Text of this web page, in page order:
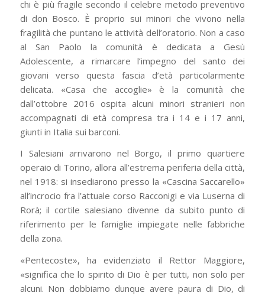
chi è più fragile secondo il celebre metodo preventivo
di don Bosco. È proprio sui minori che vivono nella
fragilità che puntano le attività dell’oratorio. Non a caso
al San Paolo la comunità è dedicata a Gesù
Adolescente, a rimarcare l’impegno del santo dei
giovani verso questa fascia d’età particolarmente
delicata. «Casa che accoglie» è la comunità che
dall’ottobre 2016 ospita alcuni minori stranieri non
accompagnati di età compresa tra i 14 e i 17 anni,
giunti in Italia sui barconi.
I Salesiani arrivarono nel Borgo, il primo quartiere
operaio di Torino, allora all’estrema periferia della città,
nel 1918: si insediarono presso la «Cascina Saccarello»
all’incrocio fra l’attuale corso Racconigi e via Luserna di
Rorà; il cortile salesiano divenne da subito punto di
riferimento per le famiglie impiegate nelle fabbriche
della zona.
«Pentecoste», ha evidenziato il Rettor Maggiore,
«significa che lo spirito di Dio è per tutti, non solo per
alcuni. Non dobbiamo dunque avere paura di Dio, di